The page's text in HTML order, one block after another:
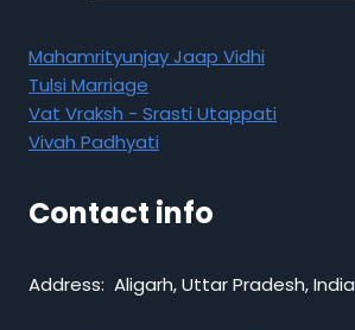
Mahamrityunjay Jaap Vidhi
Tulsi Marriage
Vat Vraksh - Srasti Utappati
Vivah Padhyati
Contact info
Address: Aligarh, Uttar Pradesh, India